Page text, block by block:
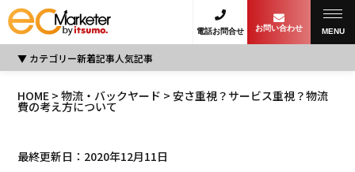
電話お問合せ お問い合わせ MENU
カテゴリー新着記事人気記事
HOME >物流・バックヤード > 安さ重視？サービス重視？物流
費の考え方について
最終更新日：2020年12月11日